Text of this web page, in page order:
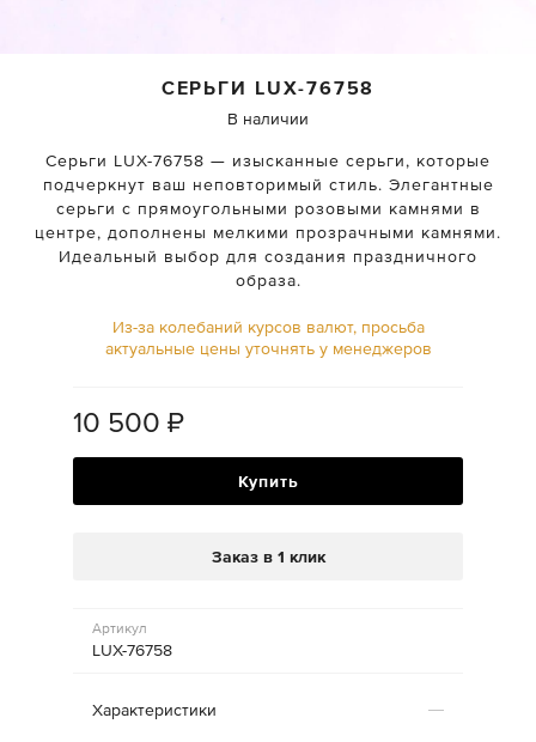
СЕРЬГИ LUX-76758
В наличии
Серьги LUX-76758 — изысканные серьги, которые
подчеркнут ваш неповторимый стиль. Элегантные
серьги с прямоугольными розовыми камнями в
центре, дополнены мелкими прозрачными камнями.
Идеальный выбор для создания праздничного
образа.
Из-за колебаний курсов валют, просьба
актуальные цены уточнять у менеджеров
10 500 ₽
Купить
Заказ в 1 клик
Артикул
LUX-76758
Характеристики